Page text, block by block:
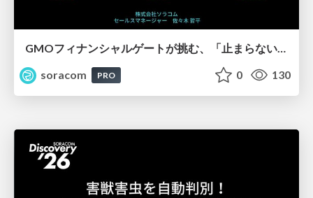
soracom
PRO 0 130